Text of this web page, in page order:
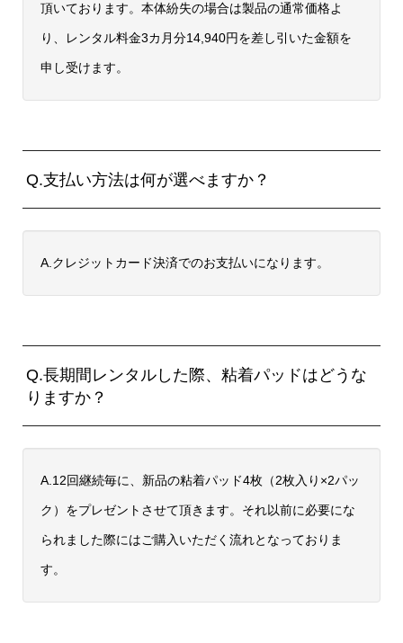
頂いております。本体紛失の場合は製品の通常価格よ
り、レンタル料金3カ月分14,940円を差し引いた金額を
申し受けます。
Q.支払い方法は何が選べますか？
A.クレジットカード決済でのお支払いになります。
Q.長期間レンタルした際、粘着パッドはどうな
りますか？
A.12回継続毎に、新品の粘着パッド4枚（2枚入り×2パッ
ク）をプレゼントさせて頂きます。それ以前に必要にな
られました際にはご購入いただく流れとなっておりま
す。